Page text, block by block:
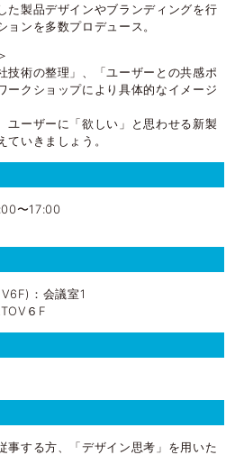
た製品デザインやブランディングを行
ンを多数プロデュース。
技術の整理」、「ユーザーとの共感ポ
ークショップにより具体的なイメージ
ユーザーに「欲しい」と思わせる新製
いきましょう。
〜17:00
：会議室1
６F
事する方、「デザイン思考」を用いた